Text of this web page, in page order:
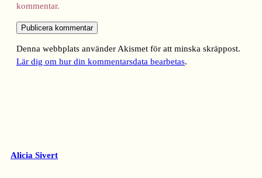
kommentar.
Denna webbplats använder Akismet för att minska skräppost.
Lär dig om hur din kommentarsdata bearbetas.
Alicia Sivert